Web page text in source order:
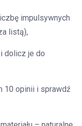
impulsywnych
listą),
dolicz je do
10 opinii i sprawdź